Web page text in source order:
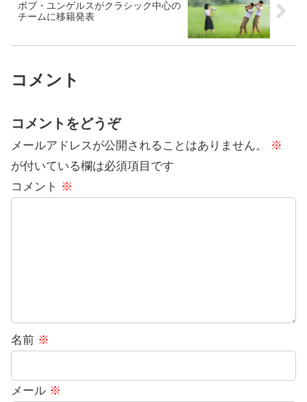
ボブ・ユンゲルスがクラシック中心の
チームに移籍発表
コメント
コメントをどうぞ
メールアドレスが公開されることはありません。
※
が付いている欄は必須項目です
コメント ※
名前 ※
メール ※